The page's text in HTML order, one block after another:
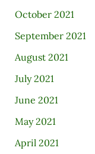
October 2021
September 2021
August 2021
July 2021
June 2021
May 2021
April 2021